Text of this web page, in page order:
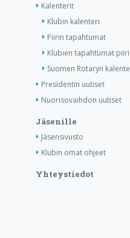
Kalenterit
Klubin kalenteri
Piirin tapahtumat
Klubien tapahtumat
Suomen Rotaryn
Presidentin uutiset
Nuorisovaihdon uutiset
Jäsenille
Jäsensivusto
Klubin omat ohjeet
Yhteystiedot